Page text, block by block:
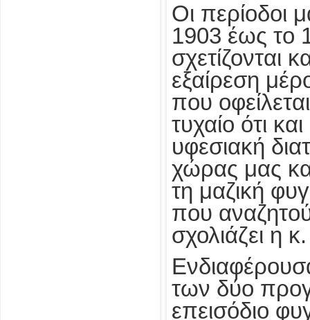
Οι περίοδοι
1903 έως το
σχετίζονται
εξαίρεση
που
τυχαίο ότι
υφεσιακή
χώρας μας
τη μαζική
που
σχολιάζει η
των δύο
επεισόδιο